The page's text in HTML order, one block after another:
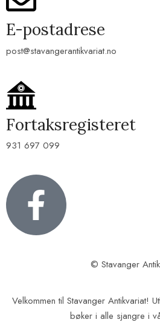
E-postadrese
post@stavangerantikvariat.no
Fortaksregisteret
931 697 099
© Stavanger
Velkommen til Stavanger Antikvariat!
bøker i alle sjangre i